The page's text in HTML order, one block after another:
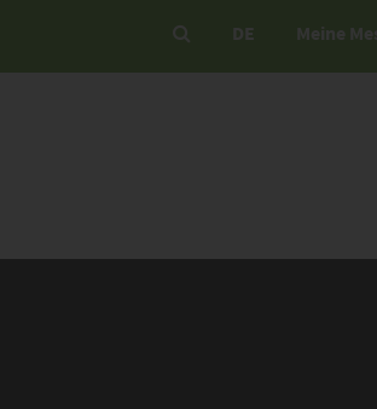
DE Meine